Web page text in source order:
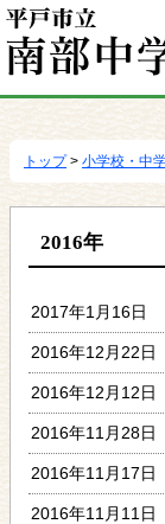
移
トップ> 小学校・中
2016年
2017年1月16日
2016年12月22日
2016年12月12日
2016年11月28日
2016年11月17日
2016年11月11日